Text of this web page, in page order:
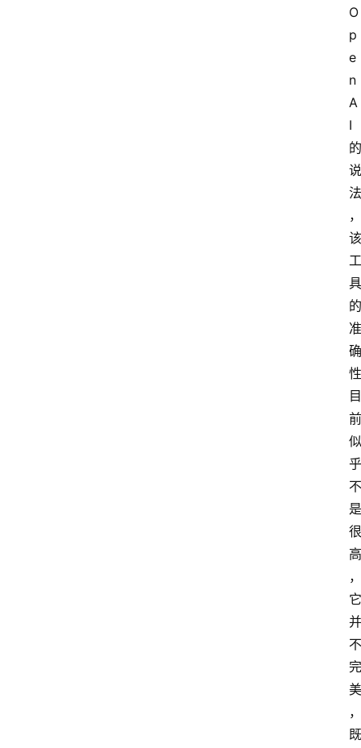
O
p
e
n
A
I
的
说
法
，
该
工
具
的
准
确
性
目
前
似
乎
不
是
很
高
，
它
并
不
完
美
，
既